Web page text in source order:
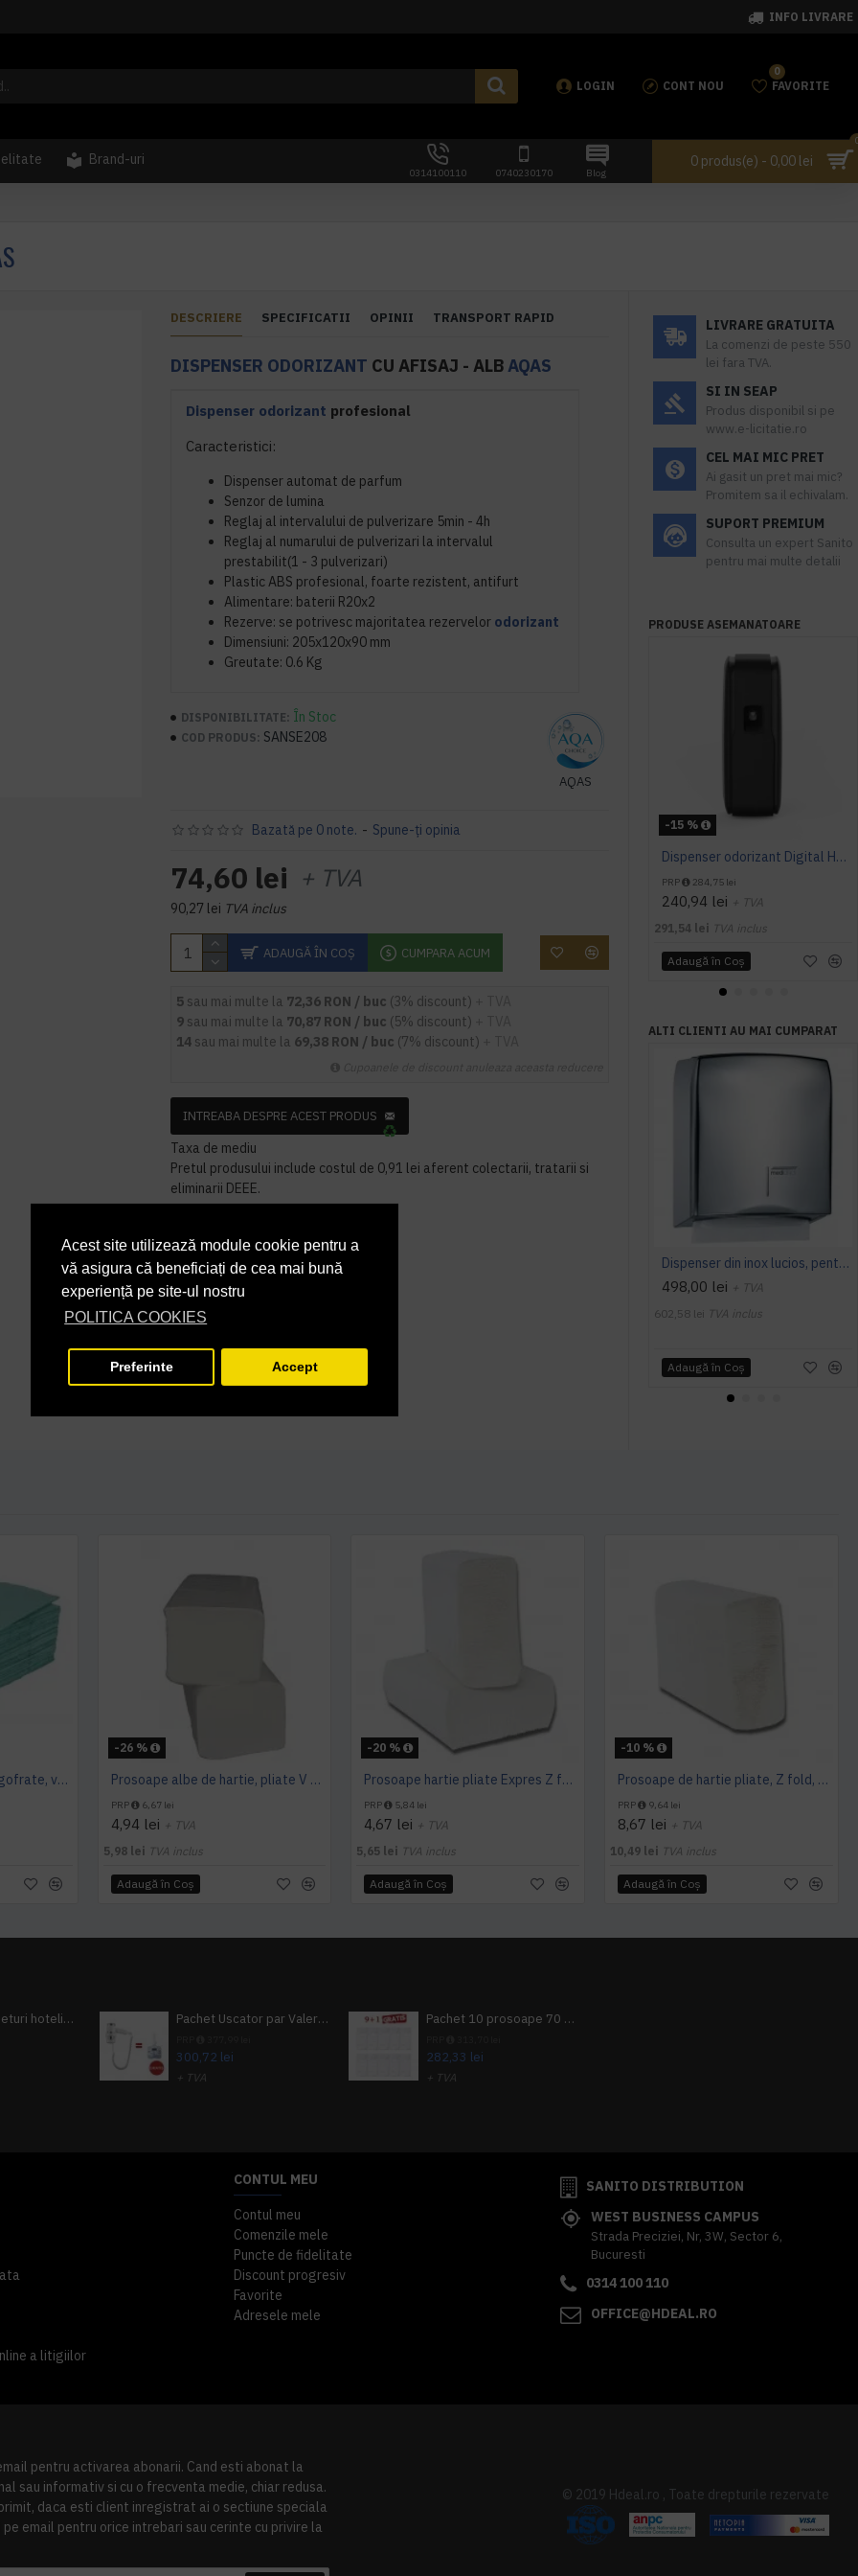
Acest site utilizează module cookie pentru a
vă asigura că beneficiați de cea mai bună
experiență pe site-ul nostru
POLITICA COOKIES
Preferinte Accept
INFO LIVRARE
LOGIN CONT NOU FAVORITE
0
Brand-uri
0314100110 0740230170 Blog
0 produs(e) - 0,00 lei
DESCRIERE SPECIFICATII OPINII TRANSPORT RAPID
DISPENSER ODORIZANT CU AFISAJ - ALBAQAS
Dispenser odorizant profesional
Caracteristici:
Dispenser automat de parfum
Senzor de lumina
Reglaj al intervalului de pulverizare 5min - 4h
Reglaj al numarului de pulverizari la intervalul
prestabilit(1 - 3 pulverizari)
Plastic ABS profesional, foarte rezistent, antifurt
Alimentare: baterii R20x2
Rezerve: se potrivesc majoritatea rezervelor odorizant
Dimensiuni: 205x120x90 mm
Greutate: 0.6 Kg
DISPONIBILITATE: În Stoc
COD PRODUS: SANSE208
AQAS
Bazată pe 0 note. - Spune-ţi opinia
74,60 lei + TVA
90,27 lei TVA inclus
ADAUGĂ ÎN COŞ CUMPARA ACUM
5 sau mai multe la 72,36 RON / buc (3% discount)
9 sau mai multe la 70,87 RON / buc (5% discount)
14 sau mai multe la 69,38 RON / buc (7% discount)
INTREABA DESPRE ACEST PRODUS
Taxa de mediu
Pretul produsului include costul de 0,91 lei aferent colectarii, tratarii si
eliminarii DEEE.
LIVRARE GRATUITA
La comenzi de peste 550
lei fara TVA.
SI IN SEAP
Produs disponibil si pe
www.e-licitatie.ro
CEL MAI MIC PRET
Ai gasit un pret mai mic?
Promitem sa il echivalam.
SUPORT PREMIUM
Consulta un expert Sanito
pentru mai multe detalii
PRODUSE ASEMANATOARE
-15 %
Dispenser odorizant Digital Hygiene4you - negru
PRP 284,75 lei
240,94 lei + TVA
291,54 lei TVA inclus
Adaugă în Coş
ALTI CLIENTI AU MAI CUMPARAT
Dispenser din inox lucios, pentru prosoape pliate de hartie, Mediclinics
498,00 lei + TVA
602,58 lei TVA inclus
Adaugă în Coş
Prosoape hartie pliate, gofrate, verzi, 25 x 23 cm, V fold, 1 strat, AQAS, 250 buc/pachet
-26 %
Prosoape albe de hartie, pliate V fold, 25 x 23 cm, in 2 straturi, 160 buc/pachet, 20 pac/bax, AQAS
PRP 6,67 lei
4,94 lei + TVA
5,98 lei TVA inclus
Adaugă în Coş
-20 %
Prosoape hartie pliate Expres Z fold, 160 buc / pachet, 2 straturi, 21 x 23 cm, 12 pac / bax, AQAS
PRP 5,84 lei
4,67 lei + TVA
5,65 lei TVA inclus
Adaugă în Coş
-10 %
Prosoape de hartie pliate, Z fold, 2 straturi, 23 x 23 cm, AQAS, 200 buc/pachet
PRP 9,64 lei
8,67 lei + TVA
10,49 lei TVA inclus
Adaugă în Coş
Pachet 100 seturi hoteliere, set dentar, set barbierit, casca de dus, pila unghii, set cusut Pachet Uscator par Valera Action Super Plus + GRATUIT Sampon si gel de dus Tork
300,72 lei
+ TVA
Pachet 10 prosoape 70 x 140cm 9 + 1 gratuit
282,33 lei
+ TVA
a litigiilor
CONTUL MEU
Contul meu
Comenzile mele
Puncte de fidelitate
Discount progresiv
Favorite
Adresele mele
SANITO DISTRIBUTION
WEST BUSINESS CAMPUS
Strada Preciziei, Nr, 3W, Sector 6,
Bucuresti
0314 100 110
OFFICE@HDEAL.RO
pentru activarea abonarii. Cand esti abonat la
sau informativ si cu o frecventa medie, chiar redusa.
daca esti client inregistrat ai o sectiune speciala
email pentru orice intrebari sau cerinte cu privire la
© 2019 Hdeal.ro , Toate drepturile rezervate